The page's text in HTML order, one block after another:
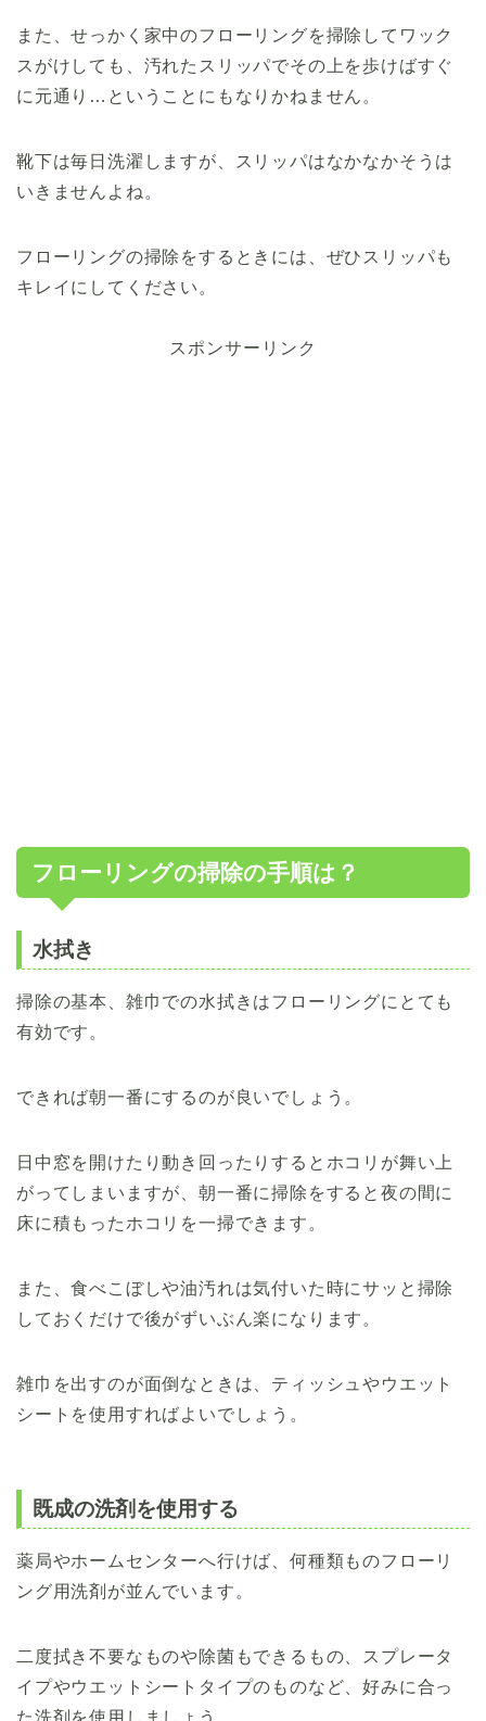
また、せっかく家中のフローリングを掃除してワック
スがけしても、汚れたスリッパでその上を歩けばすぐ
に元通り…ということにもなりかねません。
靴下は毎日洗濯しますが、スリッパはなかなかそうは
いきませんよね。
フローリングの掃除をするときには、ぜひスリッパも
キレイにしてください。
スポンサーリンク
フローリングの掃除の手順は？
水拭き
掃除の基本、雑巾での水拭きはフローリングにとても
有効です。
できれば朝一番にするのが良いでしょう。
日中窓を開けたり動き回ったりするとホコリが舞い上
がってしまいますが、朝一番に掃除をすると夜の間に
床に積もったホコリを一掃できます。
また、食べこぼしや油汚れは気付いた時にサッと掃除
しておくだけで後がずいぶん楽になります。
雑巾を出すのが面倒なときは、ティッシュやウエット
シートを使用すればよいでしょう。
既成の洗剤を使用する
薬局やホームセンターへ行けば、何種類ものフローリ
ング用洗剤が並んでいます。
二度拭き不要なものや除菌もできるもの、スプレータ
イプやウエットシートタイプのものなど、好みに合っ
た洗剤を使用しましょう。